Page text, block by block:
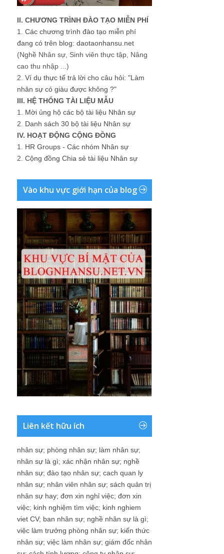
II. CHƯƠNG TRÌNH ĐÀO TẠO MIỄN PHÍ
1. Các chương trình đào tạo miễn phí
đang có trên blog: daotaonhansu.net
(Nghề Nhân sự, Sinh viên thực tập, Nâng
cao thu nhập ...)
2. Ví dụ thực tế trả lời cho câu hỏi: "Làm
nhân sự có giàu được không ?"
III. HỆ THỐNG TÀI LIỆU MẪU
1. Mời ủng hộ các bộ tài liệu Nhân sự
2. Danh sách 30 bộ tài liệu Nhân sự
IV. HOẠT ĐỘNG CỘNG ĐỒNG
1. HR Groups - Các nhóm Nhân sự
2. Cộng đồng Chia sẻ tài liệu Nhân sự
Vào khu vực giới hạn của blog
Liên kết hữu ích
nhân sự; phòng nhân sự; làm nhân sự;
nhân sự là gì; xác nhận nhân sự; nghề
nhân sự; đào tạo nhân sự; cach quan ly
nhân sự; nhân viên nhân sự; sách quản trị
nhân sự hay; đơn xin nghỉ việc; đơn xin
việc; kinh nghiệm tìm việc; kinh nghiem
viet CV; ban nhân sự; nghề nhân sự là gì;
việc làm trưởng phòng nhân sự; kiến thức
nhân sự; việc làm nhân sự; giám đốc nhân